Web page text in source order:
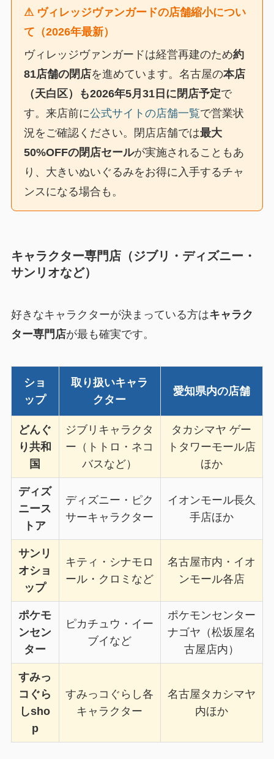
⚠ ヴィレッジヴァンガードの店舗縮小につい
て（2026年最新）
ヴィレッジヴァンガードは経営再建のため約
81店舗の閉店を進めています。名古屋の本店
（天白区）も2026年5月31日に閉店予定で
す。来店前に公式サイトの店舗一覧で営業状
況をご確認ください。閉店店舗では最大
50%OFFの閉店セールが実施されることもあ
り、大きいぬいぐるみをお得に入手するチャ
ンスになる場合も。
キャラクター専門店（ジブリ・ディズニー・
サンリオなど）
好きなキャラクターが決まっている方はキャラク
ター専門店が最も確実です。
ショ
ップ
取り扱いキャラ
クター
愛知県内の店舗
どんぐ
り共和
国
ジブリキャラクタ
ー（トトロ・ネコ
バスなど）
タカシマヤ ゲー
トタワーモール店
ほか
ディズ
ニース
トア
ディズニー・ピク
サーキャラクター
イオンモール長久
手店ほか
サンリ
オショ
ップ
キティ・シナモロ
ール・クロミなど
名古屋市内・イオ
ンモール各店
ポケモ
ンセン
ター
ピカチュウ・イー
ブイなど
ポケモンセンター
ナゴヤ（松坂屋名
古屋店内）
すみっ
コぐら
しsho
p
すみっコぐらし各
キャラクター
名古屋タカシマヤ
内ほか